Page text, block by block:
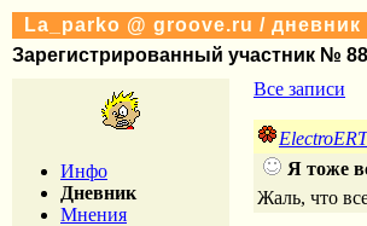
La_parko @ groove.ru / дневник
Зарегистрированный участник №
Инфо
Дневник
Мнения
Все записи
ElectroERT
Я тоже
Жаль, что